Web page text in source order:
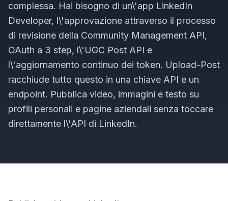
complessa. Hai bisogno di un\'app LinkedIn
Developer, l\'approvazione attraverso il processo
di revisione della Community Management API,
OAuth a 3 step, l\'UGC Post API e
l\'aggiornamento continuo dei token. Upload-Post
racchiude tutto questo in una chiave API e un
endpoint. Pubblica video, immagini e testo su
profili personali e pagine aziendali senza toccare
direttamente l\'API di LinkedIn.